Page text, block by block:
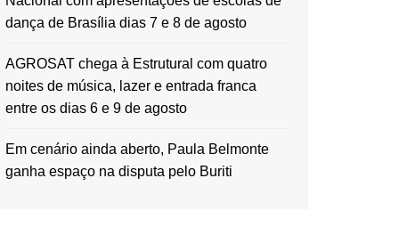
dança de Brasília dias 7 e 8 de agosto
AGROSAT chega à Estrutural com quatro
noites de música, lazer e entrada franca
entre os dias 6 e 9 de agosto
Em cenário ainda aberto, Paula Belmonte
ganha espaço na disputa pelo Buriti